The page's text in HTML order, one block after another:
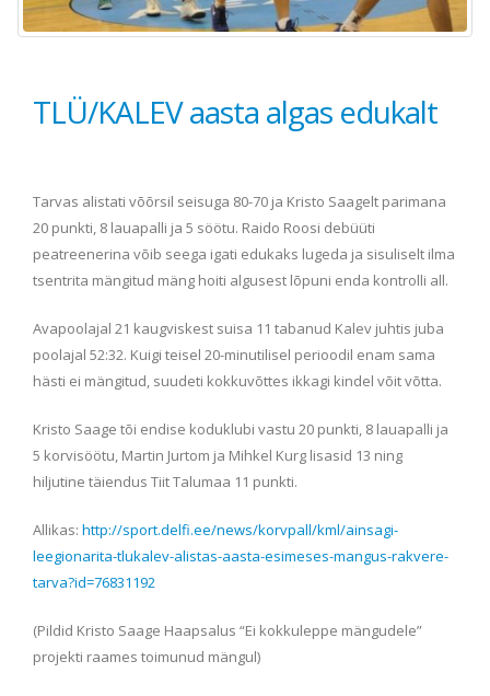
TLÜ/KALEV aasta algas edukalt
Tarvas alistati võõrsil seisuga 80-70 ja Kristo Saagelt parimana
20 punkti, 8 lauapalli ja 5 söötu. Raido Roosi debüüti
peatreenerina võib seega igati edukaks lugeda ja sisuliselt ilma
tsentrita mängitud mäng hoiti algusest lõpuni enda kontrolli all.
Avapoolajal 21 kaugviskest suisa 11 tabanud Kalev juhtis juba
poolajal 52:32. Kuigi teisel 20-minutilisel perioodil enam sama
hästi ei mängitud, suudeti kokkuvõttes ikkagi kindel võit võtta.
Kristo Saage tõi endise koduklubi vastu 20 punkti, 8 lauapalli ja
5 korvisöötu, Martin Jurtom ja Mihkel Kurg lisasid 13 ning
hiljutine täiendus Tiit Talumaa 11 punkti.
Allikas: http://sport.delfi.ee/news/korvpall/kml/ainsagi-
leegionarita-tlukalev-alistas-aasta-esimeses-mangus-rakvere-
tarva?id=76831192
(Pildid Kristo Saage Haapsalus “Ei kokkuleppe mängudele”
projekti raames toimunud mängul)